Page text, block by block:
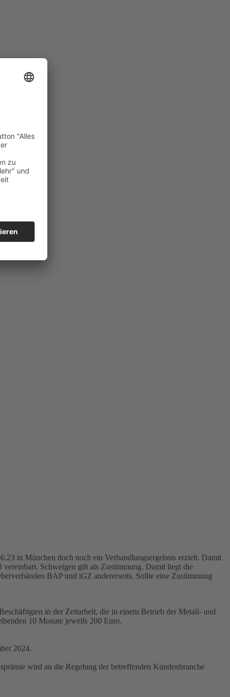
in München doch noch ein Verhandlungsergebnis erzielt. Damit
Schweigen gilt als Zustimmung. Damit liegt die
BAP und iGZ andererseits. Sollte eine Zustimmung
in der Zeitarbeit, die in einem Betrieb der Metall- und
10 Monate jeweils 200 Euro.
2024.
wird an die Regelung der betreffenden Kundenbranche